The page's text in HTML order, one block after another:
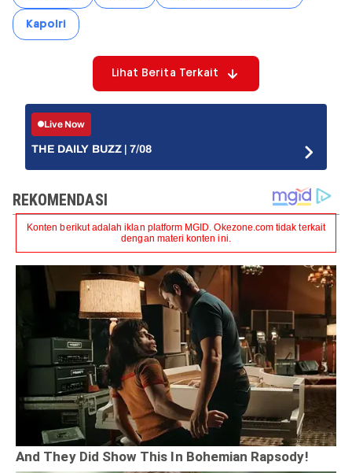
Kapolri
Lihat Berita Terkait
Live Now
THE DAILY BUZZ | 7/08